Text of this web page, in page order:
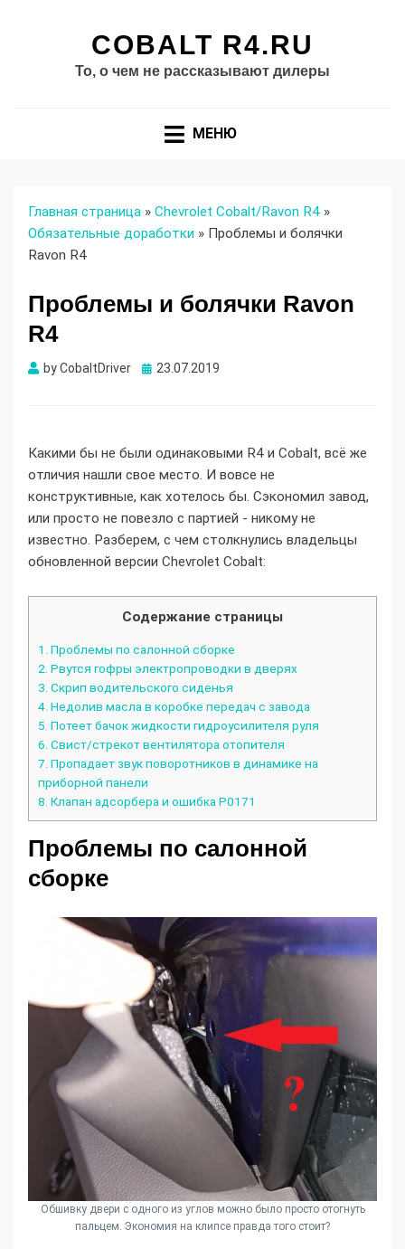
COBALT R4.RU
То, о чем не рассказывают дилеры
МЕНЮ
Главная страница » Chevrolet Cobalt/Ravon R4 »
Обязательные доработки » Проблемы и болячки
Ravon R4
Проблемы и болячки Ravon
R4
byCobaltDriver Опубликовано
23.07.2019
Какими бы не были одинаковыми R4 и Cobalt, всё же
отличия нашли свое место. И вовсе не
конструктивные, как хотелось бы. Сэкономил завод,
или просто не повезло с партией - никому не
известно. Разберем, с чем столкнулись владельцы
обновленной версии Chevrolet Cobalt:
Содержание страницы
1. Проблемы по салонной сборке
2. Рвутся гофры электропроводки в дверях
3. Скрип водительского сиденья
4. Недолив масла в коробке передач с завода
5. Потеет бачок жидкости гидроусилителя руля
6. Свист/стрекот вентилятора отопителя
7. Пропадает звук поворотников в динамике на
приборной панели
8. Клапан адсорбера и ошибка P0171
Проблемы по салонной
сборке
Обшивку двери с одного из углов можно было просто отогнуть
пальцем. Экономия на клипсе правда того стоит?